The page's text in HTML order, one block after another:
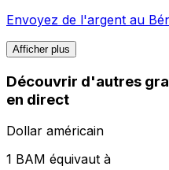
Envoyez de l'argent au
Afficher plus
Découvrir d'autres
en direct
Dollar américain
1 BAM équivaut à